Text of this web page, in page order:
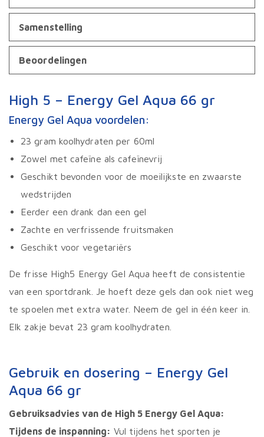
Samenstelling
Beoordelingen
High 5 – Energy Gel Aqua 66 gr
Energy Gel Aqua voordelen:
23 gram koolhydraten per 60ml
Zowel met cafeïne als cafeïnevrij
Geschikt bevonden voor de moeilijkste en zwaarste
wedstrijden
Eerder een drank dan een gel
Zachte en verfrissende fruitsmaken
Geschikt voor vegetariërs
De frisse High5 Energy Gel Aqua heeft de consistentie
van een sportdrank. Je hoeft deze gels dan ook niet weg
te spoelen met extra water. Neem de gel in één keer in.
Elk zakje bevat 23 gram koolhydraten.
Gebruik en dosering – Energy Gel
Aqua 66 gr
Gebruiksadvies van de High 5 Energy Gel Aqua:
Tijdens de inspanning: Vul tijdens het sporten je